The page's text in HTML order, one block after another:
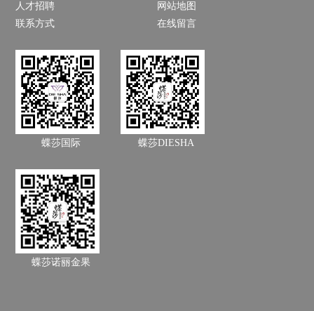
人才招聘
联系方式
网站地图
在线留言
蝶莎国际 蝶莎DIESHA
蝶莎诺丽金果